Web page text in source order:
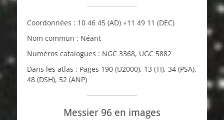
Coordonnées : 10 46 45 (AD) +11 49 11 (DEC)
Nom commun : Néant
Numéros catalogues : NGC 3368, UGC 5882
Dans les atlas : Pages 190 (U2000), 13 (TI), 34 (PSA),
48 (DSH), 52 (ANP)
Messier 96 en images